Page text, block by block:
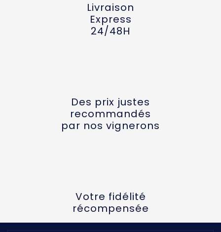
Livraison
Express
24/48H
Des prix justes
recommandés
par nos vignerons
Votre fidélité
récompensée